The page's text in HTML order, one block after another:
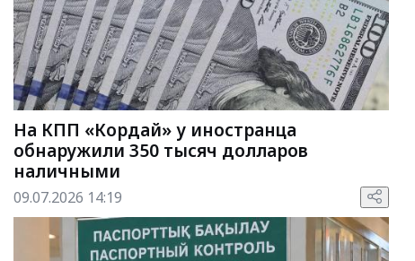
На КПП «Кордай» у иностранца
обнаружили 350 тысяч долларов
наличными
09.07.2026 14:19